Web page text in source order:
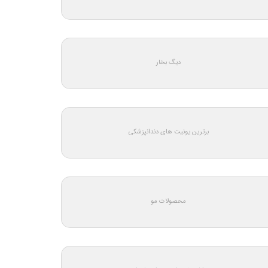
دیگ بخار
برترین یونیت های دندانپزشکی
محصولات مو